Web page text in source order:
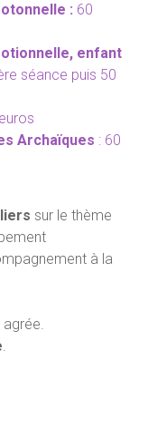
: 60
enfant
séance puis 50
Archaïques : 60
sur le thème
à la
.